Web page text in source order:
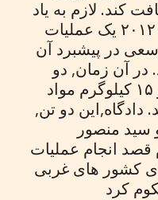
کند. لازم به یاد
آوری است که در ماه ژوئن ۲۰۱۲ یک عملیات
در پیشبرد آن
آن زمان, دو
فعال ایرانی دستگیر شده و ۱۵ کیلوگرم مواد
دو تن,
سید منصور
قصد انجام عملیات
کشور های غربی
کرد